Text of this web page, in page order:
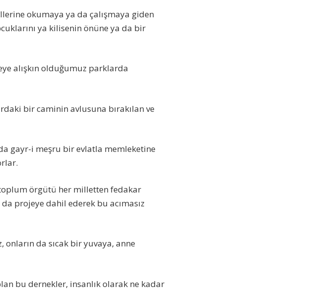
okumaya ya da çalışmaya giden
ya kilisenin önüne ya da bir
alışkın olduğumuz parklarda
bir caminin avlusuna bırakılan ve
gayr-i meşru bir evlatla memleketine
örgütü her milletten fedakar
projeye dahil ederek bu acımasız
onların da sıcak bir yuvaya, anne
bu dernekler, insanlık olarak ne kadar